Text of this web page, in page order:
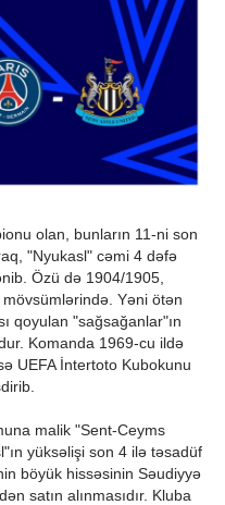
olan, bunların 11-ni son
"Nyukasl" cəmi 4 dəfə
Özü də 1904/1905,
Yəni ötən
qoyulan "sağsağanlar"ın
Komanda 1969-cu ildə
UEFA İntertoto Kubokunu
malik "Sent-Ceyms
yüksəlişi son 4 ilə təsadüf
böyük hissəsinin Səudiyyə
satın alınmasıdır. Kluba